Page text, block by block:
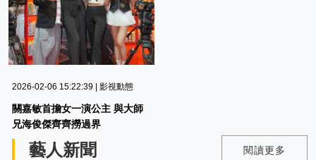
2026-02-06 15:22:39 | 影視動態
關嘉敏首擔女一演公主 與大師
兄海俊傑齊齊撈過界
藝人新聞 閱讀更多